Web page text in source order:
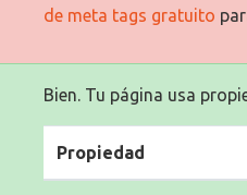
de meta tags gratuito
Bien. Tu página usa
Propiedad